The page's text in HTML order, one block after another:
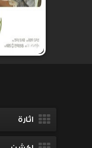
اثارة